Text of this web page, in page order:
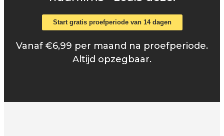
Start gratis proefperiode van 14 dagen
Vanaf €6,99 per maand na proefperiode.
Altijd opzegbaar.